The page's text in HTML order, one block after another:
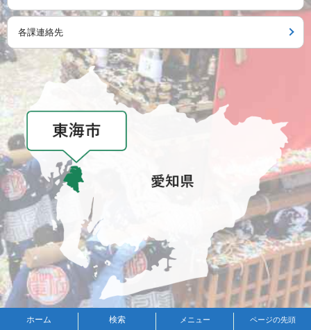
ホーム 検索 メニュー
各課連絡先